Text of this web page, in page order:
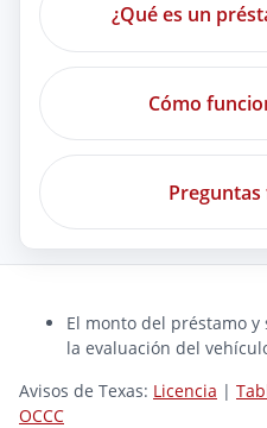
¿Qué es un
Cómo
El monto del préstamo
la evaluación del
Avisos de Texas: Licencia |
OCCC